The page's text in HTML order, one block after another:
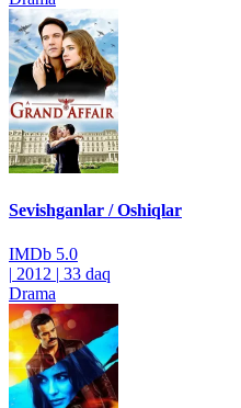
Sevishganlar / Oshiqlar
IMDb 5.0
| 2012 | 33 daq
Drama